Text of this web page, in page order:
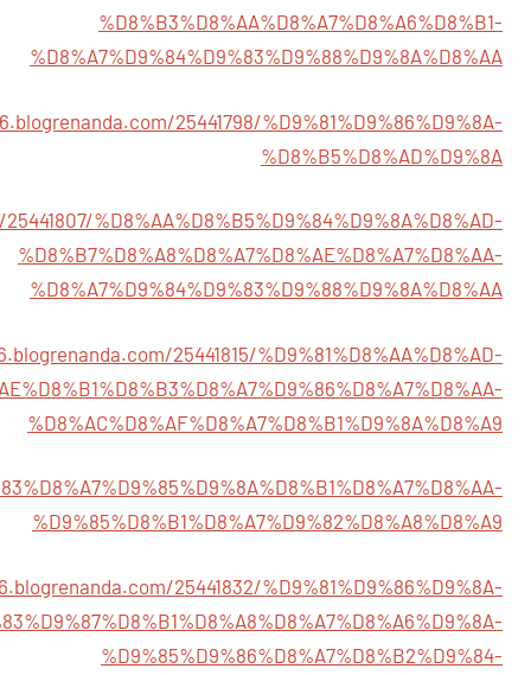
%D8%B3%D8%AA%D8%A7%D8%A6%D8%B1-
%D8%A7%D9%84%D9%83%D9%88%D9%8A%D8%AA
25441798/%D9%81%D9%86%D9%8A-
%D8%B5%D8%AD%D9%8A
%D8%AA%D8%B5%D9%84%D9%8A%D8%AD-
%D8%B7%D8%A8%D8%A7%D8%AE%D8%A7%D8%AA-
%D8%A7%D9%84%D9%83%D9%88%D9%8A%D8%AA
25441815/%D9%81%D8%AA%D8%AD-
%D8%AC%D8%AF%D8%A7%D8%B1%D9%8A%D8%A9
%D9%85%D8%B1%D8%A7%D9%82%D8%A8%D8%A9
25441832/%D9%81%D9%86%D9%8A-
%D9%85%D9%86%D8%A7%D8%B2%D9%84-